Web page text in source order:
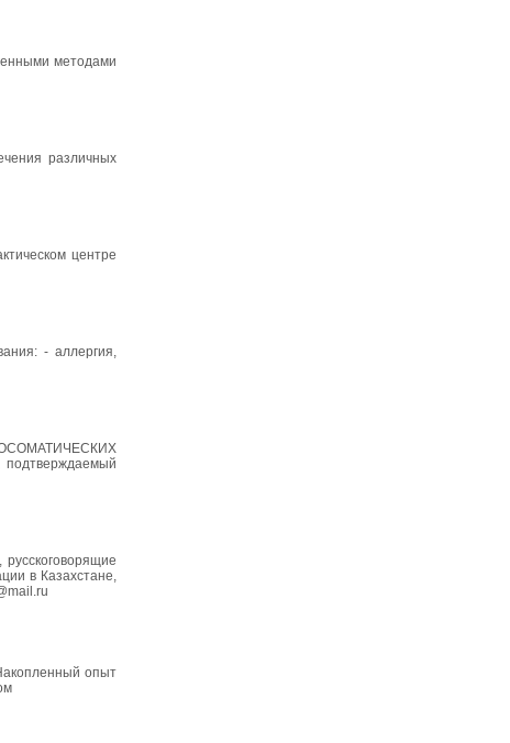
методами
различных
центре
- аллергия,
подтверждаемый
в Казахстане,
опыт